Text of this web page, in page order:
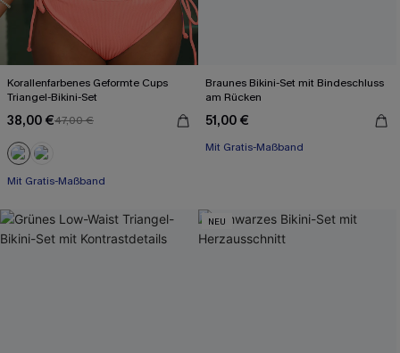
Korallenfarbenes Geformte Cups
Triangel-Bikini-Set
38,00 €47,00 €
Mit Gratis-Maßband
Braunes Bikini-Set mit Bindeschluss
am Rücken
51,00 €
Mit Gratis-Maßband
NEU